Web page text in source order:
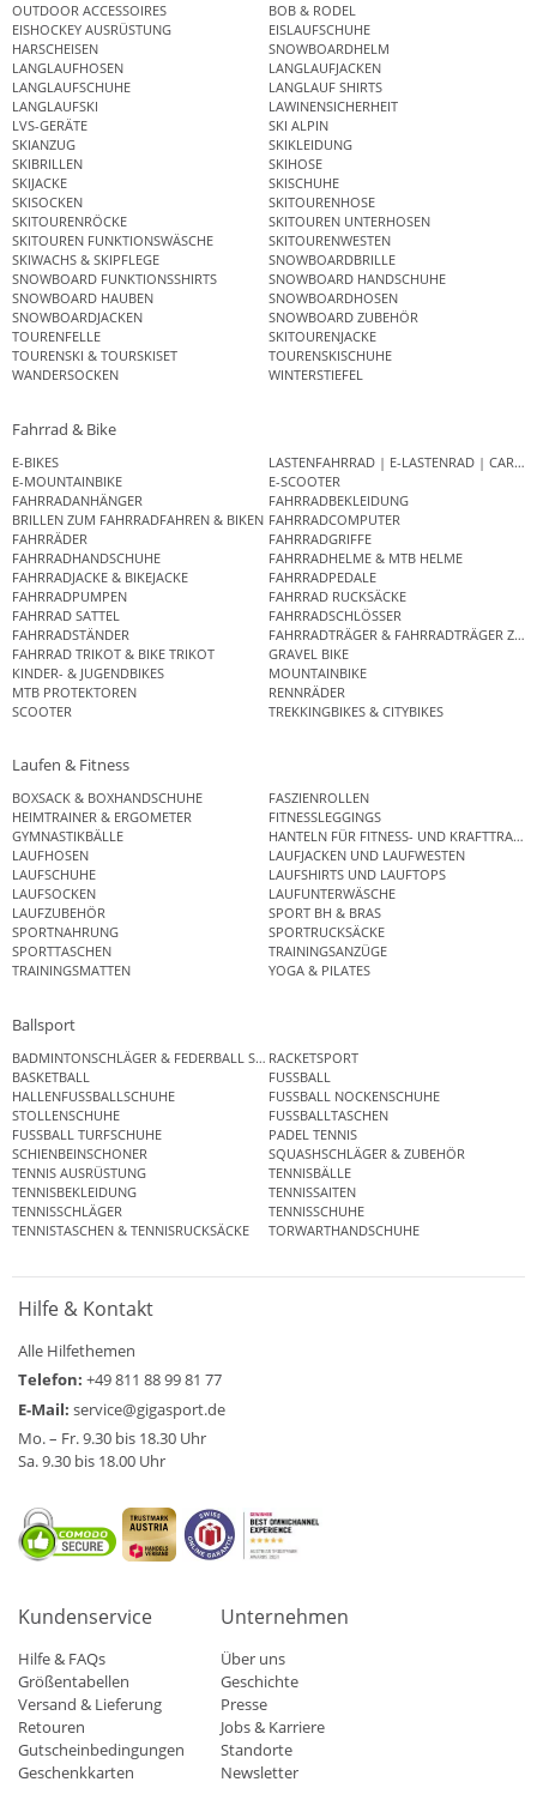
OUTDOOR ACCESSOIRES
BOB & RODEL
EISHOCKEY AUSRÜSTUNG
EISLAUFSCHUHE
HARSCHEISEN
SNOWBOARDHELM
LANGLAUFHOSEN
LANGLAUFJACKEN
LANGLAUFSCHUHE
LANGLAUF SHIRTS
LANGLAUFSKI
LAWINENSICHERHEIT
LVS-GERÄTE
SKI ALPIN
SKIANZUG
SKIKLEIDUNG
SKIBRILLEN
SKIHOSE
SKIJACKE
SKISCHUHE
SKISOCKEN
SKITOURENHOSE
SKITOURENRÖCKE
SKITOUREN UNTERHOSEN
SKITOUREN FUNKTIONSWÄSCHE
SKITOURENWESTEN
SKIWACHS & SKIPFLEGE
SNOWBOARDBRILLE
SNOWBOARD FUNKTIONSSHIRTS
SNOWBOARD HANDSCHUHE
SNOWBOARD HAUBEN
SNOWBOARDHOSEN
SNOWBOARDJACKEN
SNOWBOARD ZUBEHÖR
TOURENFELLE
SKITOURENJACKE
TOURENSKI & TOURSKISET
TOURENSKISCHUHE
WANDERSOCKEN
WINTERSTIEFEL
Fahrrad & Bike
E-BIKES
LASTENFAHRRAD | E-LASTENRAD |
E-MOUNTAINBIKE
E-SCOOTER
FAHRRADANHÄNGER
FAHRRADBEKLEIDUNG
BRILLEN ZUM FAHRRADFAHREN & BIKEN FAHRRADCOMPUTER
FAHRRÄDER
FAHRRADGRIFFE
FAHRRADHANDSCHUHE
FAHRRADHELME & MTB HELME
FAHRRADJACKE & BIKEJACKE
FAHRRADPEDALE
FAHRRADPUMPEN
FAHRRAD RUCKSÄCKE
FAHRRAD SATTEL
FAHRRADSCHLÖSSER
FAHRRADSTÄNDER
FAHRRADTRÄGER & FAHRRADTRÄGER
FAHRRAD TRIKOT & BIKE TRIKOT
GRAVEL BIKE
KINDER- & JUGENDBIKES
MOUNTAINBIKE
MTB PROTEKTOREN
RENNRÄDER
SCOOTER
TREKKINGBIKES & CITYBIKES
Laufen & Fitness
BOXSACK & BOXHANDSCHUHE
FASZIENROLLEN
HEIMTRAINER & ERGOMETER
FITNESSLEGGINGS
GYMNASTIKBÄLLE
HANTELN FÜR FITNESS- UND
LAUFHOSEN
LAUFJACKEN UND LAUFWESTEN
LAUFSCHUHE
LAUFSHIRTS UND LAUFTOPS
LAUFSOCKEN
LAUFUNTERWÄSCHE
LAUFZUBEHÖR
SPORT BH & BRAS
SPORTNAHRUNG
SPORTRUCKSÄCKE
SPORTTASCHEN
TRAININGSANZÜGE
TRAININGSMATTEN
YOGA & PILATES
Ballsport
BADMINTONSCHLÄGER & FEDERBALL SETSRACKETSPORT
BASKETBALL
FUSSBALL
HALLENFUSSBALLSCHUHE
FUSSBALL NOCKENSCHUHE
STOLLENSCHUHE
FUSSBALLTASCHEN
FUSSBALL TURFSCHUHE
PADEL TENNIS
SCHIENBEINSCHONER
SQUASHSCHLÄGER & ZUBEHÖR
TENNIS AUSRÜSTUNG
TENNISBÄLLE
TENNISBEKLEIDUNG
TENNISSAITEN
TENNISSCHLÄGER
TENNISSCHUHE
TENNISTASCHEN & TENNISRUCKSÄCKE
TORWARTHANDSCHUHE
Hilfe & Kontakt
Alle Hilfethemen
Telefon: +49 811 88 99 81 77
E-Mail: service@gigasport.de
Mo. – Fr. 9.30 bis 18.30 Uhr
Sa. 9.30 bis 18.00 Uhr
Kundenservice
Hilfe & FAQs
Größentabellen
Versand & Lieferung
Retouren
Gutscheinbedingungen
Geschenkkarten
Unternehmen
Über uns
Geschichte
Presse
Jobs & Karriere
Standorte
Newsletter